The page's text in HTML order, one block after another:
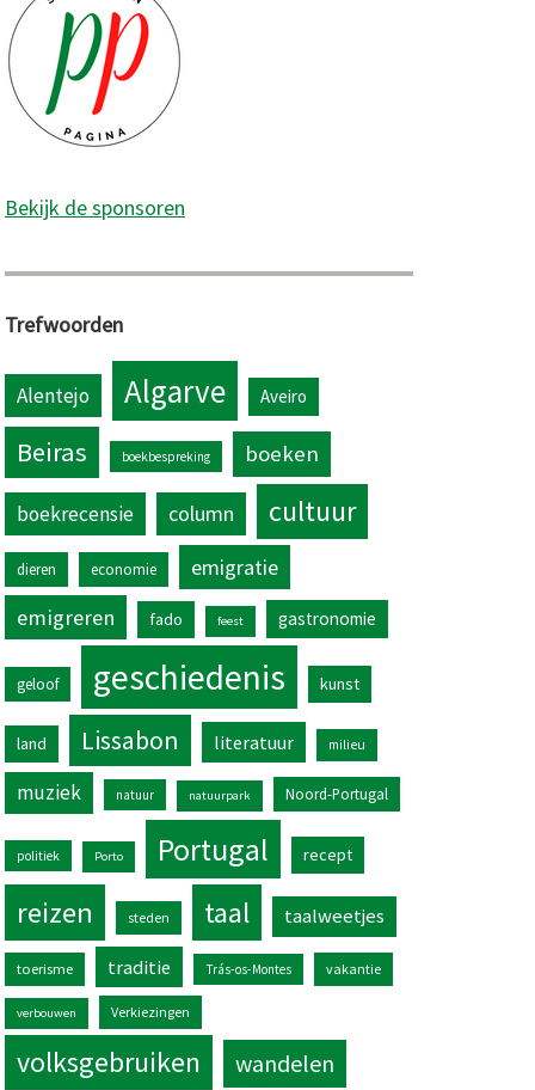
Bekijk de sponsoren
Trefwoorden
Alentejo Algarve Aveiro
Beiras boekbespreking boeken
boekrecensie column cultuur
dieren economie
emigratie
emigreren
fado feest gastronomie
geloof geschiedenis kunst
land Lissabon literatuur milieu
muziek natuur natuurpark Noord-Portugal
politiek Porto Portugal recept
reizen steden taal taalweetjes
toerisme traditie Trás-os-Montes vakantie
verbouwen Verkiezingen
volksgebruiken wandelen